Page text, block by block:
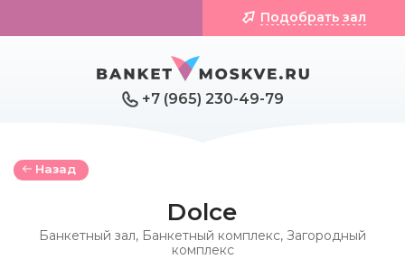
+7 (965) 230-49-79
Подобрать зал
Назад
Dolce
Банкетный зал, Банкетный комплекс, Загородный
комплекс